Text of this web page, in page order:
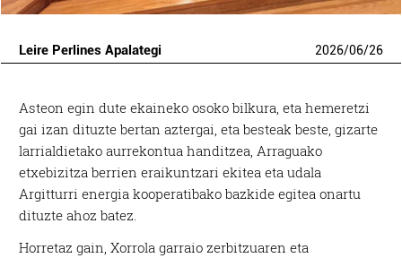
Leire Perlines Apalategi 2026/06/26
Asteon egin dute ekaineko osoko bilkura, eta hemeretzi
gai izan dituzte bertan aztergai, eta besteak beste, gizarte
larrialdietako aurrekontua handitzea, Arraguako
etxebizitza berrien eraikuntzari ekitea eta udala
Argitturri energia kooperatibako bazkide egitea onartu
dituzte ahoz batez.
Horretaz gain, Xorrola garraio zerbitzuaren eta